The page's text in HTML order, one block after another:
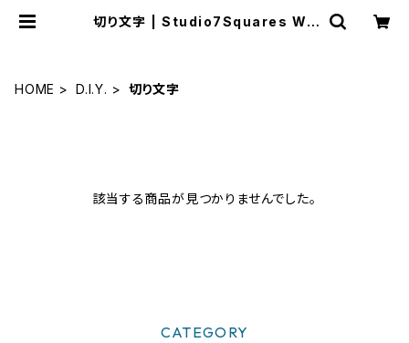
切り文字 | Studio7Squares WE
HOME D.I.Y. 切り文字
該当する商品が見つかりませんでした。
CATEGORY